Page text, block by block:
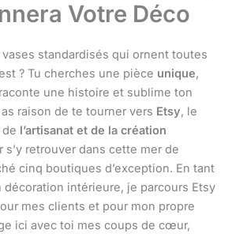
Votre Déco
vases standardisés qui ornent toutes
? Tu cherches une pièce unique,
une histoire et sublime ton
raison de te tourner vers Etsy, le
l’artisanat et de la création
s’y retrouver dans cette mer de
cinq boutiques d’exception. En tant
intérieure, je parcours Etsy
mes clients et pour mon propre
ici avec toi mes coups de cœur,